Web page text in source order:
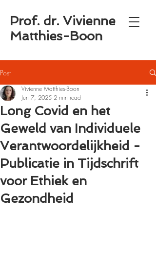
Prof. dr. Vivienne
Matthies-Boon
Post
Long Covid en het
Geweld van Individuele
Verantwoordelijkheid -
Publicatie in Tijdschrift
voor Ethiek en
Gezondheid
Vivienne Matthies-Boon
Jun 7, 2025 2 min read